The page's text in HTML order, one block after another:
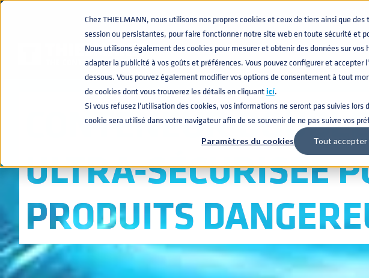
Chez THIELMANN, nous utilisons nos propres cookies et ceux de tiers ainsi que
session ou persistantes, pour faire fonctionner notre site web en toute sécurité et
Nous utilisons également des cookies pour mesurer et obtenir des données sur
adapter la publicité à vos goûts et préférences. Vous pouvez configurer et accepter
dessous. Vous pouvez également modifier vos options de consentement à tout
de cookies dont vous trouverez les détails en cliquanticí.
Si vous refusez l'utilisation des cookies, vos informations ne seront pas suivies lors
cookie sera utilisé dans votre navigateur afin de se souvenir de ne pas suivre vos
Paramètres du cookies Tout accepter
CONTENEUR
ULTRA-SÉCURISÉE
PRODUITS